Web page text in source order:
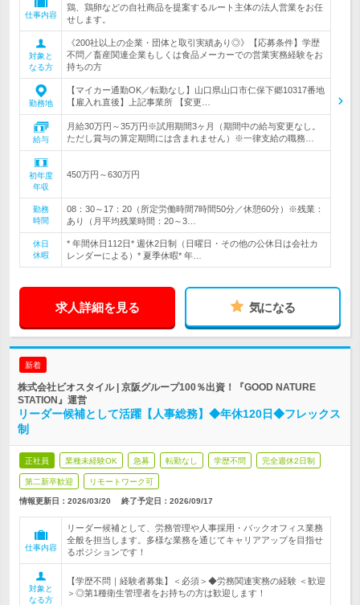
仕事内容
鶏、鶏卵などの自社商品を提案するルート主体の法人営業をお任
せします。
対象と
なる方
《200社以上の企業・団体と取引実績あり◎》【応募条件】学歴
不問／畜産関連企業もしくは食品メーカーでの営業実務経験をお
持ちの方
勤務地
【マイカー通勤OK／転勤なし】山口県山口市仁保下郷10317番地
【雇入れ直後】上記事業所 【変更…
給与
月給30万円～35万円※試用期間3ヶ月（期間中の給与変更なし。
ただし賞与の算定期間には含まれません）※一律支給の職務…
初年度
年収
450万円～630万円
勤務
時間
08：30～17：20（所定労働時間7時間50分／休憩60分）※残業：
あり（月平均残業時間：20～3…
休日
休暇
* 年間休日112日* 週休2日制（日曜日・その他の公休日は会社カ
レンダーによる）* 夏季休暇* 年…
求人詳細を見る 気になる
新着
株式会社ビオスタイル | 京阪グループ100％出資！『GOOD NATURE
STATION』運営
リーダー候補として活躍【人事総務】◆年休120日◆フレックス
制
正社員 業種未経験OK 急募 転勤なし 学歴不問 完全週休2日制
第二新卒歓迎 リモートワーク可
情報更新日：2026/03/20 終了予定日： 2026/09/17
仕事内容
リーダー候補として、労務管理や人事採用・バックオフィス業務
全般を担当します。多様な業務を通じてキャリアアップを目指せ
るポジションです！
対象と
なる方
【学歴不問｜経験者募集】＜必須＞◆労務関連実務の経験 ＜歓迎
＞◎第1種衛生管理者をお持ちの方は歓迎します！